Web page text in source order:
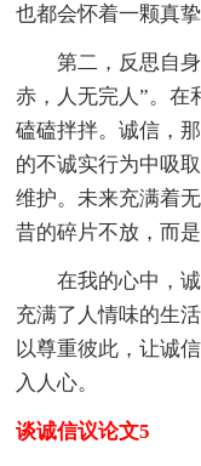
也都会怀着一颗真挚
第二，反思自身
赤，人无完人”。在
磕磕拌拌。诚信，
的不诚实行为中吸
维护。未来充满着
昔的碎片不放，而
在我的心中，诚
充满了人情味的生
以尊重彼此，让诚
入人心。
谈诚信议论文5